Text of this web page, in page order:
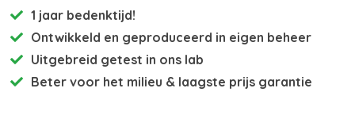
1 jaar bedenktijd!
Ontwikkeld en geproduceerd in eigen beheer
Uitgebreid getest in ons lab
Beter voor het milieu & laagste prijs garantie